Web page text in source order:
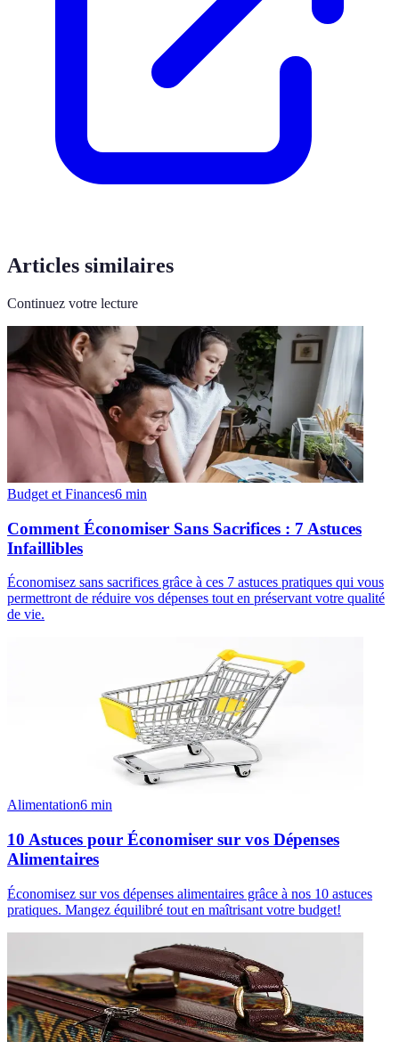
Articles similaires
Continuez votre lecture
Budget et Finances6 min
Comment Économiser Sans Sacrifices : 7 Astuces
Infaillibles
Économisez sans sacrifices grâce à ces 7 astuces pratiques qui vous
permettront de réduire vos dépenses tout en préservant votre qualité
de vie.
Alimentation6 min
10 Astuces pour Économiser sur vos Dépenses
Alimentaires
Économisez sur vos dépenses alimentaires grâce à nos 10 astuces
pratiques. Mangez équilibré tout en maîtrisant votre budget!